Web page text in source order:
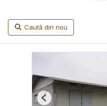
Caută din nou
Previous